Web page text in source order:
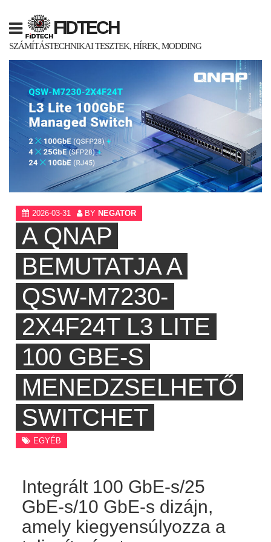
content
FIDTECH
SZÁMÍTÁSTECHNIKAI TESZTEK, HÍREK, MODDING
2026-03-31 BY NEGATOR
A QNAP
BEMUTATJA A
QSW-M7230-
2X4F24T L3 LITE
100 GBE-S
MENEDZSELHETŐ
SWITCHET
EGYÉB
Integrált 100 GbE-s/25
GbE-s/10 GbE-s dizájn,
amely kiegyensúlyozza a